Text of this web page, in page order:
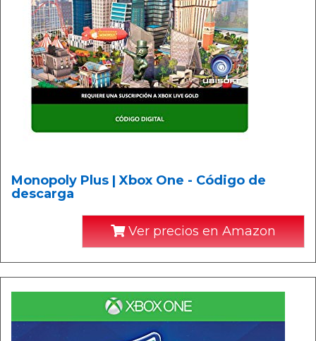
Monopoly Plus | Xbox One - Código de
descarga
Ver precios en Amazon